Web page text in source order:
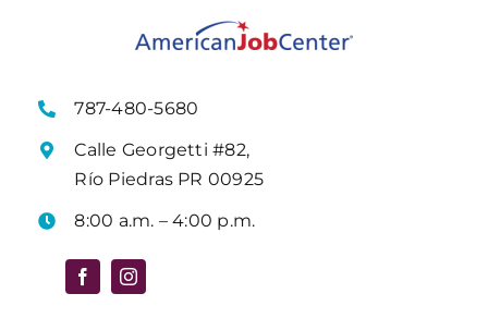
787-480-5680
Calle Georgetti #82,
Río Piedras PR 00925
8:00 a.m. – 4:00 p.m.